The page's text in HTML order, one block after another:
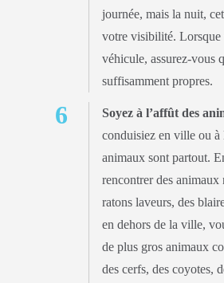
journée, mais la nuit,
votre visibilité. Lorsque
véhicule, assurez-vous
suffisamment propres.
Soyez à l’affût des
conduisiez en ville ou à
animaux sont partout.
rencontrer des animaux
ratons laveurs, des
en dehors de la ville,
de plus gros animaux
des cerfs, des coyotes,